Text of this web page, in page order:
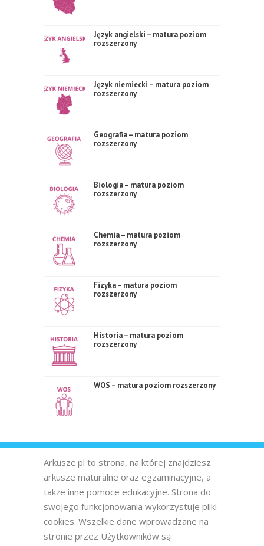
Język angielski – matura poziom
rozszerzony
Język niemiecki – matura poziom
rozszerzony
Geografia – matura poziom
rozszerzony
Biologia – matura poziom
rozszerzony
Chemia – matura poziom
rozszerzony
Fizyka – matura poziom
rozszerzony
Historia – matura poziom
rozszerzony
WOS – matura poziom rozszerzony
Arkusze.pl to strona, na której znajdziesz
arkusze maturalne oraz egzaminacyjne, a
także inne pomoce edukacyjne. Strona do
swojego funkcjonowania wykorzystuje pliki
cookies. Wszelkie dane wprowadzane na
stronie przez Użytkowników są